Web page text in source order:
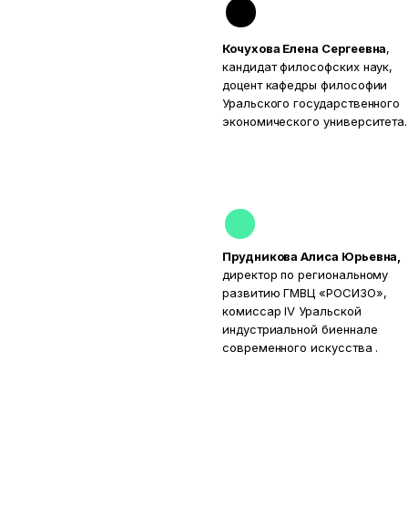
Кочухова Елена Сергеевна,
кандидат философских наук,
доцент кафедры философии
Уральского государственного
экономического университета.
Прудникова Алиса Юрьевна,
директор по региональному
развитию ГМВЦ «РОСИЗО»,
комиссар IV Уральской
индустриальной биеннале
современного искусства .